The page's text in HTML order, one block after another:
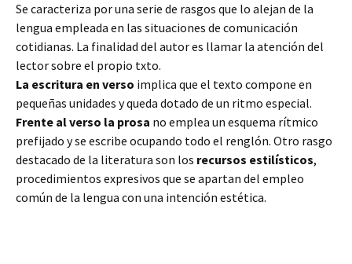
Se caracteriza por una serie de rasgos que lo alejan de la
lengua empleada en las situaciones de comunicación
cotidianas. La finalidad del autor es llamar la atención del
lector sobre el propio txto.
La escritura en verso implica que el texto compone en
pequeñas unidades y queda dotado de un ritmo especial.
Frente al verso la prosa no emplea un esquema rítmico
prefijado y se escribe ocupando todo el renglón. Otro rasgo
destacado de la literatura son los recursos estilísticos,
procedimientos expresivos que se apartan del empleo
común de la lengua con una intención estética.